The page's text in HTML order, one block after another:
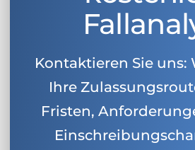
Kontaktieren Sie uns:
Ihre
Fristen,